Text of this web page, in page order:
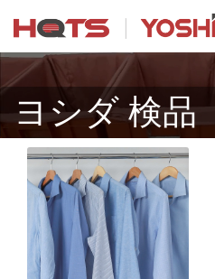
ヨシダ 検品